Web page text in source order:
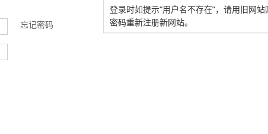
忘记密码
登录时如提示“用户名不存在”，请用旧网站
密码重新注册新网站。